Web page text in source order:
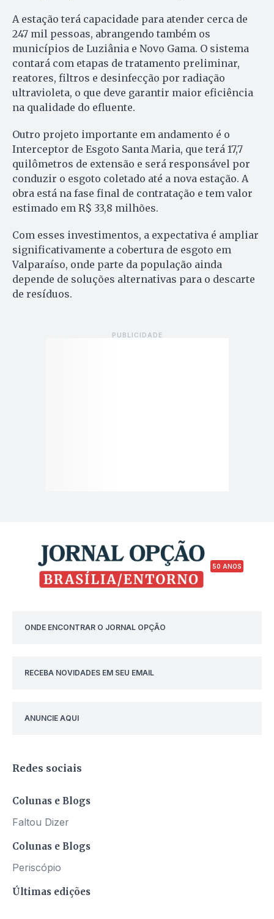
A estação terá capacidade para atender cerca de
247 mil pessoas, abrangendo também os
municípios de Luziânia e Novo Gama. O sistema
contará com etapas de tratamento preliminar,
reatores, filtros e desinfecção por radiação
ultravioleta, o que deve garantir maior eficiência
na qualidade do efluente.
Outro projeto importante em andamento é o
Interceptor de Esgoto Santa Maria, que terá 17,7
quilômetros de extensão e será responsável por
conduzir o esgoto coletado até a nova estação. A
obra está na fase final de contratação e tem valor
estimado em R$ 33,8 milhões.
Com esses investimentos, a expectativa é ampliar
significativamente a cobertura de esgoto em
Valparaíso, onde parte da população ainda
depende de soluções alternativas para o descarte
de resíduos.
50 ANOS
ONDE ENCONTRAR O JORNAL OPÇÃO
RECEBA NOVIDADES EM SEU EMAIL
ANUNCIE AQUI
Redes sociais
Colunas e Blogs
Faltou Dizer
Colunas e Blogs
Periscópio
Últimas edições